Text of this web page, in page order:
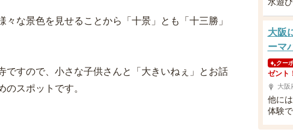
な景色を見せることから「十景」とも「十三勝」
ですので、小さな子供さんと「大きいねぇ」とお話
のスポットです。
大阪
ーマ
クー
ゼント
大阪
他に
体験